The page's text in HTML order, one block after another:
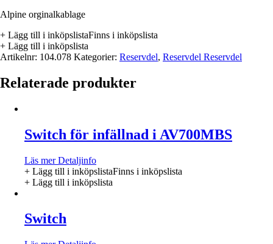
Alpine orginalkablage
+ Lägg till i inköpslistaFinns i inköpslista
+ Lägg till i inköpslista
Artikelnr: 104.078 Kategorier: Reservdel, Reservdel Reservdel
Relaterade produkter
Switch för infällnad i AV700MBS
Läs merDetaljinfo
+ Lägg till i inköpslistaFinns i inköpslista
+ Lägg till i inköpslista
Switch